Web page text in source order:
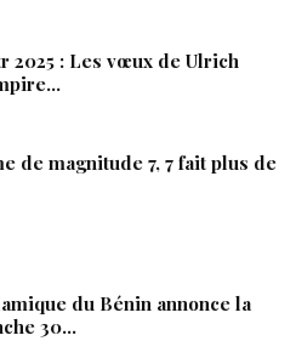
2025 : Les vœux de Ulrich
de magnitude 7, 7 fait plus de
du Bénin annonce la
30…